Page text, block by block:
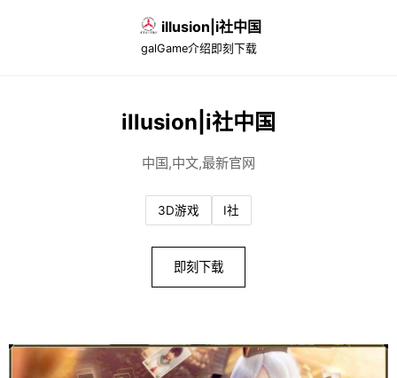
illusion|i社中国
galGame介绍 即刻下载
illusion|i社中国
中国,中文,最新官网
3D游戏 I社
即刻下载